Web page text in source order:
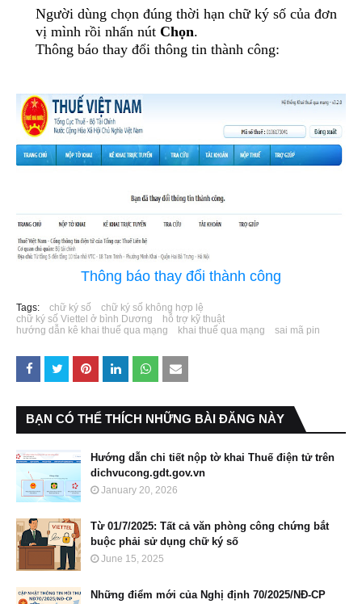
Người dùng chọn đúng thời hạn chữ ký số của đơn
vị mình rồi nhấn nút Chọn.
Thông báo thay đổi thông tin thành công:
Thông báo thay đổi thành công
Tags: chữ ký số
chữ ký số không hợp lệ
chữ ký số Viettel ở bình Dương
hỗ trợ kỹ thuật
hướng dẫn kê khai thuế qua mạng
khai thuế qua mạng sai mã pin
BẠN CÓ THỂ THÍCH NHỮNG BÀI ĐĂNG NÀY
Hướng dẫn chi tiết nộp tờ khai Thuế điện tử trên
dichvucong.gdt.gov.vn
January 20, 2026
Từ 01/7/2025: Tất cả văn phòng công chứng bắt
buộc phải sử dụng chữ ký số
June 15, 2025
Những điểm mới của Nghị định 70/2025/NĐ-CP